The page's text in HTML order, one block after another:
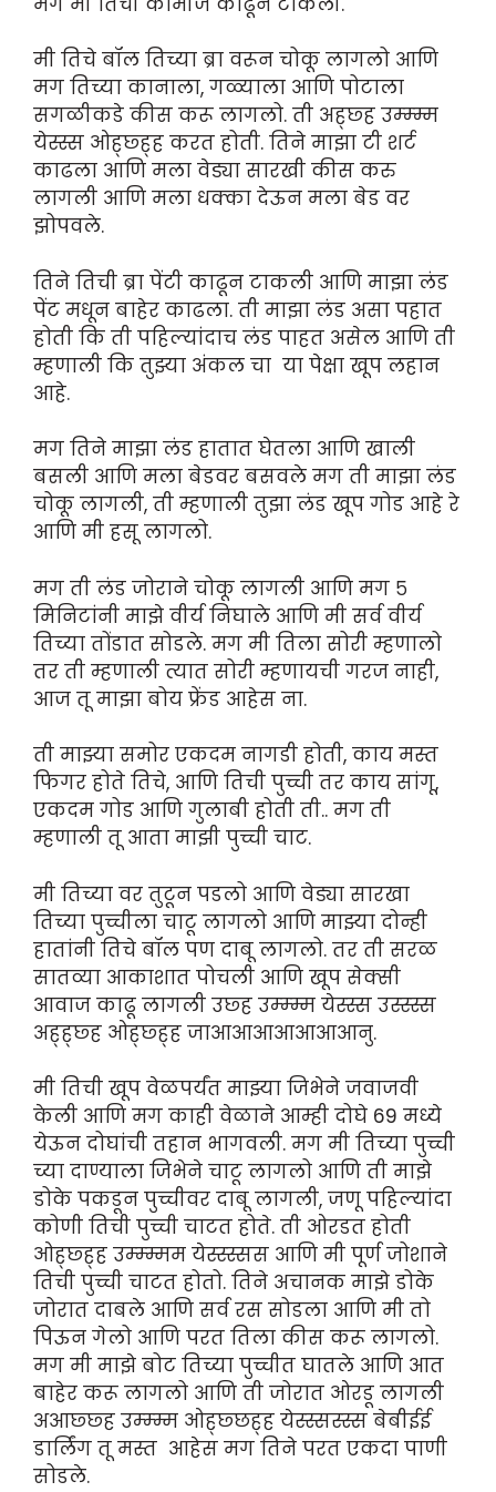
मी तिचे बॉल तिच्या ब्रा वरून चोकू लागलो आणि
मग तिच्या कानाला, गळ्याला आणि पोटाला
सगळीकडे कीस करू लागलो. ती अह्छ्ह उम्म्म्म
येस्स्स ओह्छ्ह्ह करत होती. तिने माझा टी शर्ट
काढला आणि मला वेड्या सारखी कीस करु
लागली आणि मला धक्का देऊन मला बेड वर
झोपवले.
तिने तिची ब्रा पेंटी काढून टाकली आणि माझा लंड
पेंट मधून बाहेर काढला. ती माझा लंड असा पहात
होती कि ती पहिल्यांदाच लंड पाहत असेल आणि ती
म्हणाली कि तुझ्या अंकल चा या पेक्षा खूप लहान
आहे.
मग तिने माझा लंड हातात घेतला आणि खाली
बसली आणि मला बेडवर बसवले मग ती माझा लंड
चोकू लागली, ती म्हणाली तुझा लंड खूप गोड आहे रे
आणि मी हसू लागलो.
मग ती लंड जोराने चोकू लागली आणि मग ५
मिनिटांनी माझे वीर्य निघाले आणि मी सर्व वीर्य
तिच्या तोंडात सोडले. मग मी तिला सोरी म्हणालो
तर ती म्हणाली त्यात सोरी म्हणायची गरज नाही,
आज तू माझा बोय फ्रेंड आहेस ना.
ती माझ्या समोर एकदम नागडी होती, काय मस्त
फिगर होते तिचे, आणि तिची पुच्ची तर काय सांगू,
एकदम गोड आणि गुलाबी होती ती.. मग ती
म्हणाली तू आता माझी पुच्ची चाट.
मी तिच्या वर तुटून पडलो आणि वेड्या सारखा
तिच्या पुच्चीला चाटू लागलो आणि माझ्या दोन्ही
हातांनी तिचे बॉल पण दाबू लागलो. तर ती सरळ
सातव्या आकाशात पोचली आणि खूप सेक्सी
आवाज काढू लागली उछ्ह उम्म्म्म येस्स्स उस्स्स्स
अह्ह्छ्ह ओह्छ्ह्ह जाआआआआआआआनु.
मी तिची खूप वेळपर्यंत माझ्या जिभेने जवाजवी
केली आणि मग काही वेळाने आम्ही दोघे 69 मध्ये
येऊन दोघांची तहान भागवली. मग मी तिच्या पुच्ची
च्या दाण्याला जिभेने चाटू लागलो आणि ती माझे
डोके पकडून पुच्चीवर दाबू लागली, जणू पहिल्यांदा
कोणी तिची पुच्ची चाटत होते. ती ओरडत होती
ओह्छ्ह्ह उम्म्म्मम येस्स्स्सस आणि मी पूर्ण जोशाने
तिची पुच्ची चाटत होतो. तिने अचानक माझे डोके
जोरात दाबले आणि सर्व रस सोडला आणि मी तो
पिऊन गेलो आणि परत तिला कीस करू लागलो.
मग मी माझे बोट तिच्या पुच्चीत घातले आणि आत
बाहेर करू लागलो आणि ती जोरात ओरडू लागली
अआछ्छ्ह उम्म्म्म ओह्छ्छह्ह येस्स्सस्स्स बेबीईई
डार्लिंग तू मस्त आहेस मग तिने परत एकदा पाणी
सोडले.